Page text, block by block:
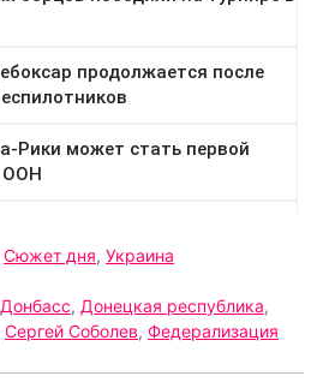
Сюжет дня, Украина
Донбасс, Донецкая республика,
Сергей Соболев, Федерализация